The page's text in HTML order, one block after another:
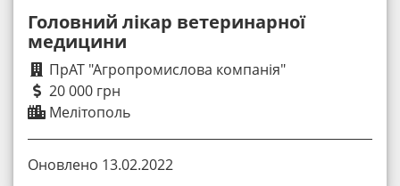
Головний лікар ветеринарної
медицини
ПрАТ "Агропромислова компанія"
20 000 грн
Мелітополь
Оновлено 13.02.2022